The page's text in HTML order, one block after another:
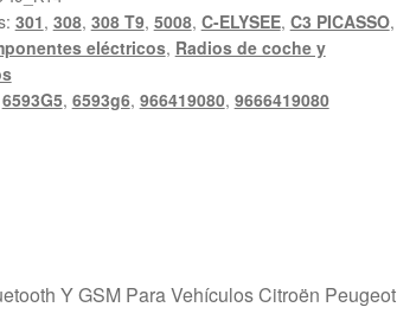
301, 308, 308 T9, 5008, C-ELYSEE, C3 PICASSO,
eléctricos, Radios de coche y
6593G5, 6593g6, 966419080, 9666419080
Y GSM Para Vehículos Citroën Peugeot